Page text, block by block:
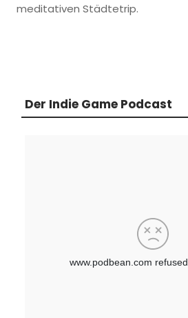
meditativen Städtetrip.
Der Indie Game Podcast